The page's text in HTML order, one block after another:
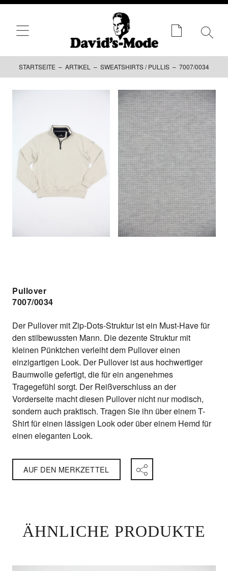
STARTSEITE – ARTIKEL – SWEATSHIRTS / PULLIS – 7007/0034
Pullover
7007/0034
Der Pullover mit Zip-Dots-Struktur ist ein Must-Have für
den stilbewussten Mann. Die dezente Struktur mit
kleinen Pünktchen verleiht dem Pullover einen
einzigartigen Look. Der Pullover ist aus hochwertiger
Baumwolle gefertigt, die für ein angenehmes
Tragegefühl sorgt. Der Reißverschluss an der
Vorderseite macht diesen Pullover nicht nur modisch,
sondern auch praktisch. Tragen Sie ihn über einem T-
Shirt für einen lässigen Look oder über einem Hemd für
einen eleganten Look.
AUF DEN MERKZETTEL
ÄHNLICHE PRODUKTE